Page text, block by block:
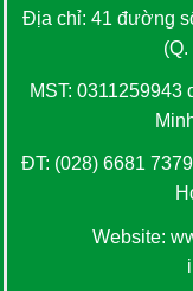
Địa chỉ: 41 đường
MST:
ĐT: (028) 6681 7379
Website: